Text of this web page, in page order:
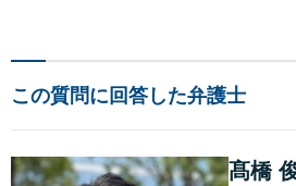
この質問に回答した弁護士
髙橋